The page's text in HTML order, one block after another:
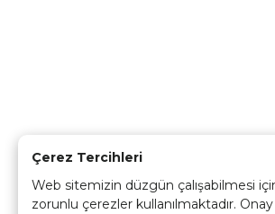
Çerez Tercihleri
Web sitemizin düzgün çalışabilmesi
zorunlu çerezler kullanılmaktadır. Onay